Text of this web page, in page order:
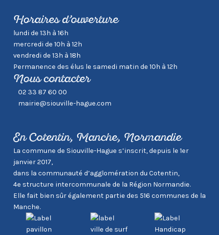
Horaires d’ouverture
lundi de 13h à 16h
mercredi de 10h à 12h
vendredi de 13h à 18h
Permanence des élus le samedi matin de 10h à 12h
Nous contacter
02 33 87 60 00
mairie@siouville-hague.com
En Cotentin, Manche, Normandie
La commune de Siouville-Hague s’inscrit, depuis le 1er
janvier 2017,
dans la communauté d’agglomération du Cotentin,
4e structure intercommunale de la Région Normandie.
Elle fait bien sûr également partie des 516 communes de la
Manche.